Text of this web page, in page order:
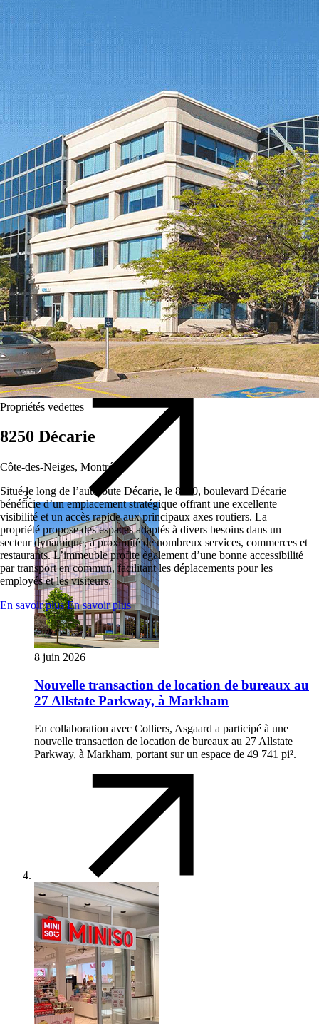
Propriétés vedettes
8250 Décarie
Côte-des-Neiges, Montréal
Situé le long de l’autoroute Décarie, le 8250, boulevard Décarie
bénéficie d’un emplacement stratégique offrant une excellente
visibilité et un accès rapide aux principaux axes routiers. La
propriété propose des espaces adaptés à divers besoins dans un
secteur dynamique, à proximité de nombreux services, commerces et
restaurants. L’immeuble profite également d’une bonne accessibilité
par transport en commun, facilitant les déplacements pour les
employés et les visiteurs.
En savoir plus En savoir plus
15 juin 2026
Lovisa s'établit au Carrefour de l'Estrie
Asgaard est heureuse d'annoncer l'arrivée d'une nouvelle
boutique Lovisa au Carrefour de l'Estrie, à Sherbrooke. Cette
ouverture vient enrichir l'offre commerciale du centre,
propriété de Groupe MACH.
8 juin 2026
Nouvelle transaction de location de bureaux au
27 Allstate Parkway, à Markham
En collaboration avec Colliers, Asgaard a participé à une
nouvelle transaction de location de bureaux au 27 Allstate
Parkway, à Markham, portant sur un espace de 49 741 pi².